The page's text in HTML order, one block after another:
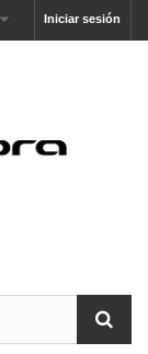
Iniciar sesión